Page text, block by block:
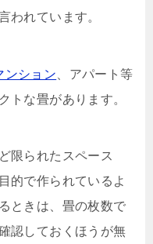
われています。
ンション 、アパート等
トな畳があります。
限られたスペース
的で作られているよ
ときは、畳の枚数で
認しておくほうが無